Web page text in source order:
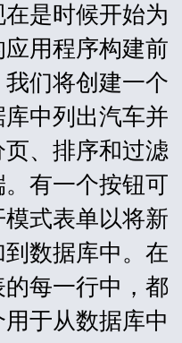
是时候开始为
用程序构建前
们将创建一个
库中列出汽车并
、排序和过滤
。有一个按钮可
模式表单以将新
数据库中。在
每一行中，都
于从数据库中